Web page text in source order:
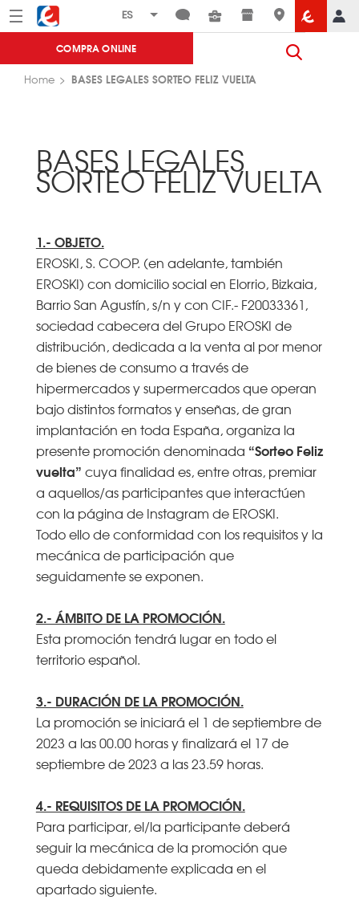
Menú Eroski
COMPRA ONLINE
Home BASES LEGALES SORTEO FELIZ VUELTA
BASES LEGALES
SORTEO FELIZ VUELTA
1.- OBJETO.
EROSKI, S. COOP. (en adelante, también
EROSKI) con domicilio social en Elorrio, Bizkaia,
Barrio San Agustín, s/n y con CIF.- F20033361,
sociedad cabecera del Grupo EROSKI de
distribución, dedicada a la venta al por menor
de bienes de consumo a través de
hipermercados y supermercados que operan
bajo distintos formatos y enseñas, de gran
implantación en toda España, organiza la
presente promoción denominada “Sorteo Feliz
vuelta” cuya finalidad es, entre otras, premiar
a aquellos/as participantes que interactúen
con la página de Instagram de EROSKI.
Todo ello de conformidad con los requisitos y la
mecánica de participación que
seguidamente se exponen.
2.- ÁMBITO DE LA PROMOCIÓN.
Esta promoción tendrá lugar en todo el
territorio español.
3.- DURACIÓN DE LA PROMOCIÓN.
La promoción se iniciará el 1 de septiembre de
2023 a las 00.00 horas y finalizará el 17 de
septiembre de 2023 a las 23.59 horas.
4.- REQUISITOS DE LA PROMOCIÓN.
Para participar, el/la participante deberá
seguir la mecánica de la promoción que
queda debidamente explicada en el
apartado siguiente.